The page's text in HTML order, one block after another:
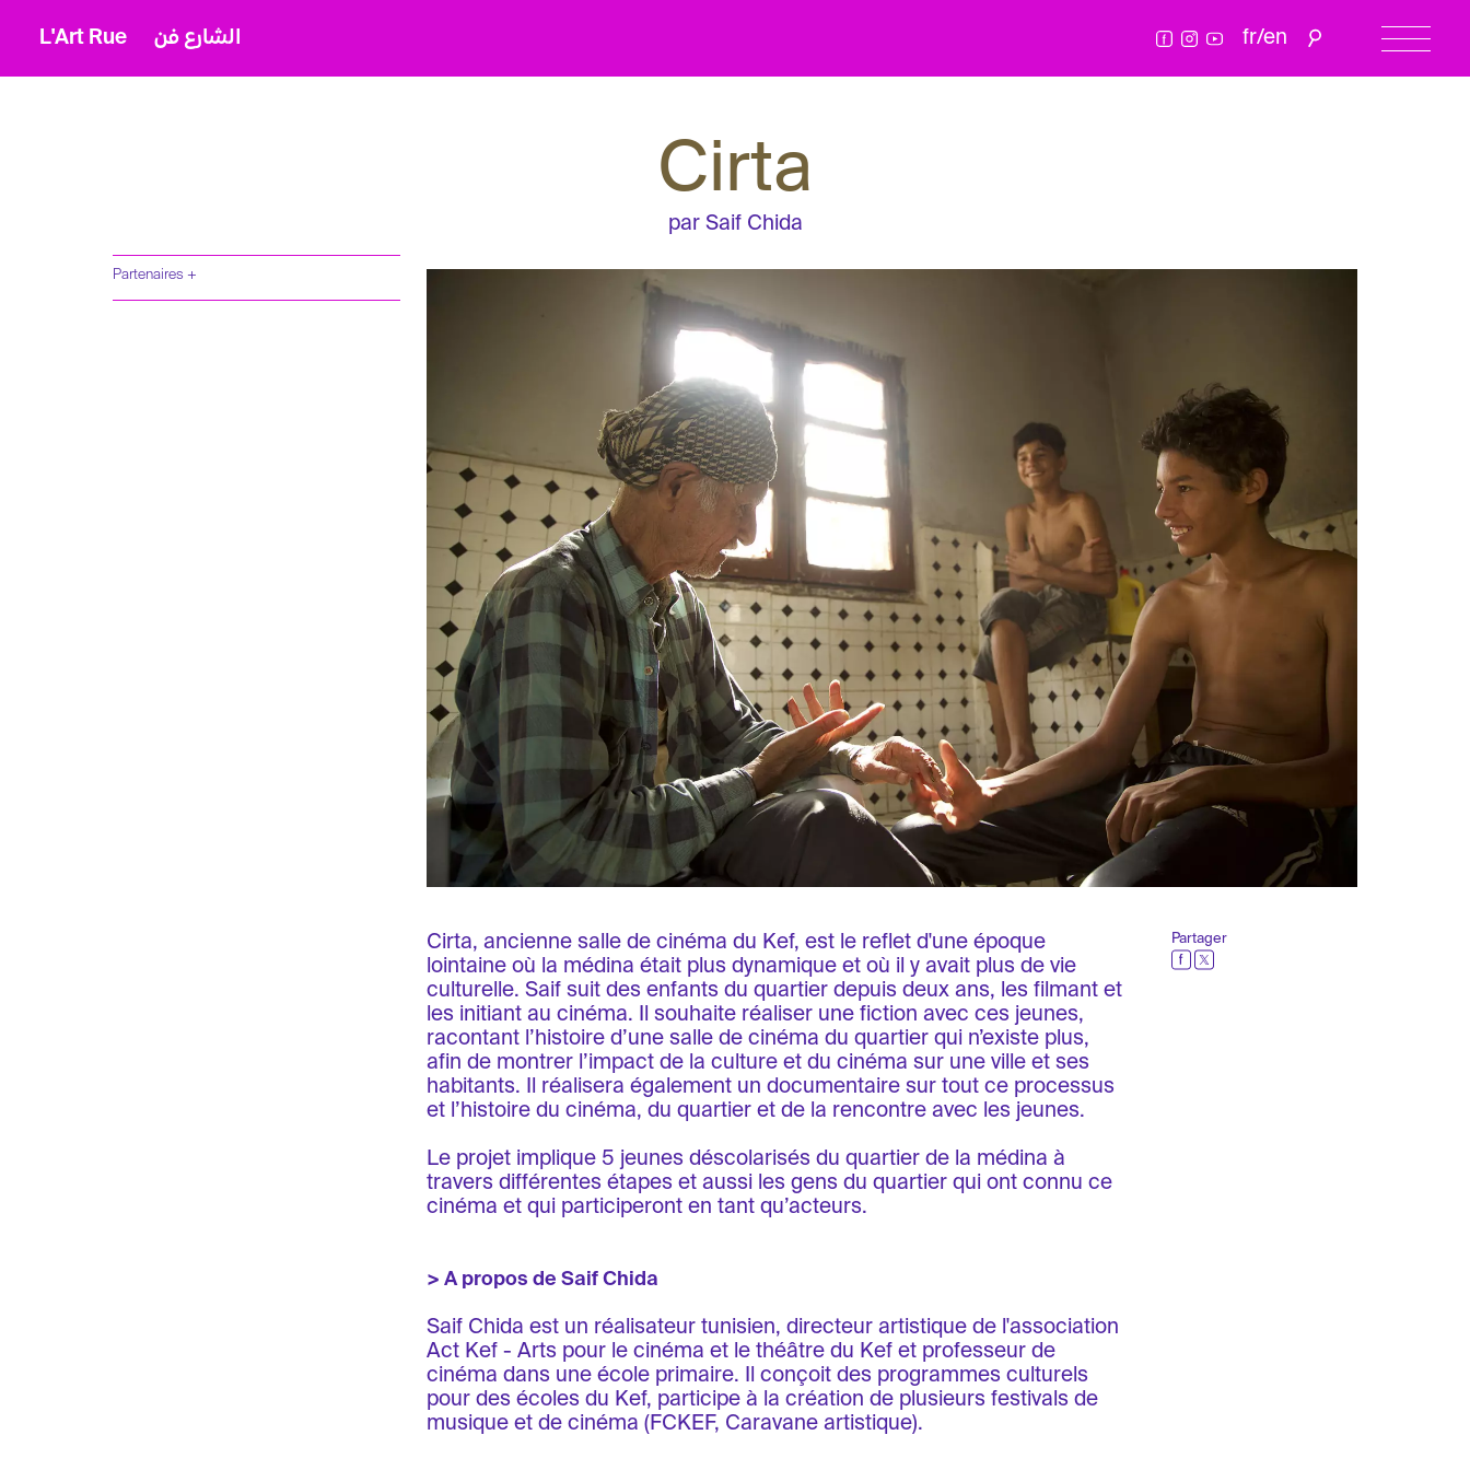
L'Art Rue الشارع فن fr/en
Cirta
par Saif Chida
Partenaires +
Cirta, ancienne salle de cinéma du Kef, est le reflet d'une époque
lointaine où la médina était plus dynamique et où il y avait plus de vie
culturelle. Saif suit des enfants du quartier depuis deux ans, les filmant et
les initiant au cinéma. Il souhaite réaliser une fiction avec ces jeunes,
racontant l’histoire d’une salle de cinéma du quartier qui n’existe plus,
afin de montrer l’impact de la culture et du cinéma sur une ville et ses
habitants. Il réalisera également un documentaire sur tout ce processus
et l’histoire du cinéma, du quartier et de la rencontre avec les jeunes.
Le projet implique 5 jeunes déscolarisés du quartier de la médina à
travers différentes étapes et aussi les gens du quartier qui ont connu ce
cinéma et qui participeront en tant qu’acteurs.
> A propos de Saif Chida
Saif Chida est un réalisateur tunisien, directeur artistique de l'association
Act Kef - Arts pour le cinéma et le théâtre du Kef et professeur de
cinéma dans une école primaire. Il conçoit des programmes culturels
pour des écoles du Kef, participe à la création de plusieurs festivals de
musique et de cinéma (FCKEF, Caravane artistique).
Partager